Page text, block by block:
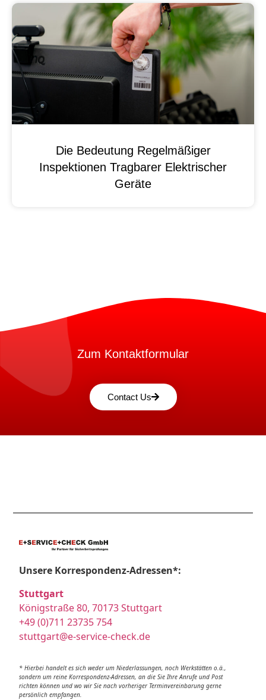
Die Bedeutung Regelmäßiger
Inspektionen Tragbarer Elektrischer
Geräte
Zum Kontaktformular
Contact Us
Unsere Korrespondenz-Adressen*:
Stuttgart
Königstraße 80, 70173 Stuttgart
+49 (0)711 23735 754
stuttgart@e-service-check.de
* Hierbei handelt es sich weder um Niederlassungen, noch Werkstätten o.ä.,
sondern um reine Korrespondenz-Adressen, an die Sie Ihre Anrufe und Post
richten können und wo wir Sie nach vorheriger Terminvereinbarung gerne
persönlich empfangen.